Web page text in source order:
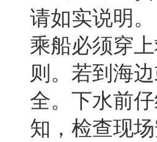
请如实说明。
乘船必须穿
则。若到海
全。下水前
知，检查现